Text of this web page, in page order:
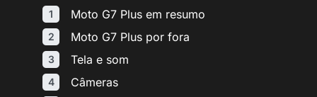
Moto G7 Plus em resumo
Moto G7 Plus por fora
Tela e som
Câmeras